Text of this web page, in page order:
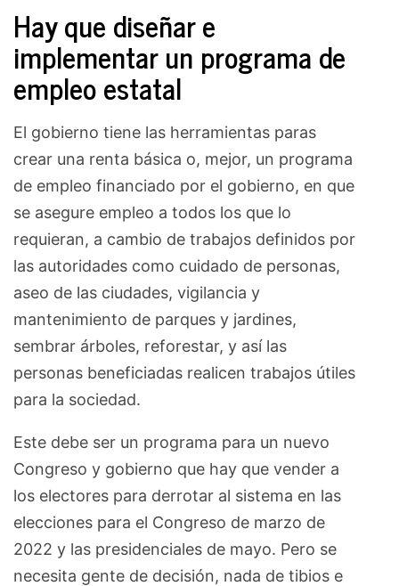
Hay que diseñar e
implementar un programa de
empleo estatal
El gobierno tiene las herramientas paras
crear una renta básica o, mejor, un programa
de empleo financiado por el gobierno, en que
se asegure empleo a todos los que lo
requieran, a cambio de trabajos definidos por
las autoridades como cuidado de personas,
aseo de las ciudades, vigilancia y
mantenimiento de parques y jardines,
sembrar árboles, reforestar, y así las
personas beneficiadas realicen trabajos útiles
para la sociedad.
Este debe ser un programa para un nuevo
Congreso y gobierno que hay que vender a
los electores para derrotar al sistema en las
elecciones para el Congreso de marzo de
2022 y las presidenciales de mayo. Pero se
necesita gente de decisión, nada de tibios e